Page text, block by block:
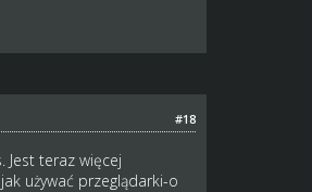
#18
Jest teraz więcej
używać przeglądarki-o